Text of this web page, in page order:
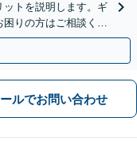
トを説明します。ギ
りの方はご相談くだ
ルでお問い合わせ